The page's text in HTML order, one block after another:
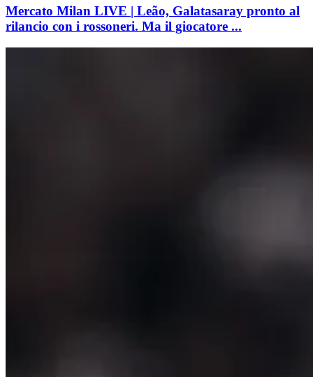
Mercato Milan LIVE | Leão, Galatasaray pronto al
rilancio con i rossoneri. Ma il giocatore ...